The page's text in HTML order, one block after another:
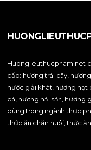
Huonglieuthucpham.net
cấp: hương trái cây,
nước giải khát, hương hạt
cá, hương hải sản, hương
dùng trong ngành thực
thức ăn chăn nuôi, thức ăn